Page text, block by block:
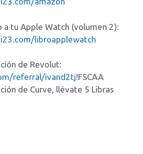
a tu Apple Watch (volumen 2):
libroapplewatch
de Revolut:
referral/ivand2tj!FSCAA
de Curve, llévate 5 Libras